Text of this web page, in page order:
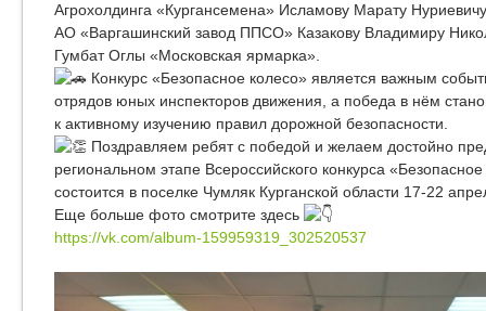
Агрохолдинга «Кургансемена» Исламову Марату
АО «Варгашинский завод ППСО» Казакову Владимиру
Гумбат Оглы «Московская ярмарка».
Конкурс «Безопасное колесо» является важным
отрядов юных инспекторов движения, а победа в нём
к активному изучению правил дорожной безопасности.
Поздравляем ребят с победой и желаем достойно
региональном этапе Всероссийского конкурса
состоится в поселке Чумляк Курганской области 17-22
Еще больше фото смотрите здесь
https://vk.com/album-159959319_302520537